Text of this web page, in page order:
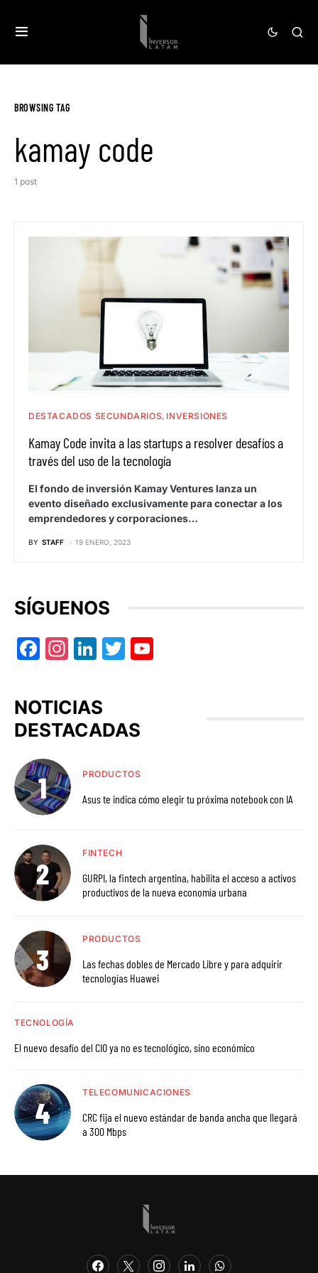
BROWSING TAG
kamay code
1 post
DESTACADOS SECUNDARIOS INVERSIONES
Kamay Code invita a las startups a resolver desafíos a
través del uso de la tecnología
El fondo de inversión Kamay Ventures lanza un
evento diseñado exclusivamente para conectar a los
emprendedores y corporaciones…
BY STAFF 19 ENERO, 2023
SÍGUENOS
Facebook
Instagram
LinkedIn
Twitter
NOTICIAS
DESTACADAS
PRODUCTOS
Asus te indica cómo elegir tu próxima notebook con IA
FINTECH
GURPI, la fintech argentina, habilita el acceso a activos
productivos de la nueva economía urbana
PRODUCTOS
Las fechas dobles de Mercado Libre y para adquirir
tecnologías Huawei
TECNOLOGÍA
El nuevo desafío del CIO ya no es tecnológico, sino económico
TELECOMUNICACIONES
CRC fija el nuevo estándar de banda ancha que llegará
a 300 Mbps